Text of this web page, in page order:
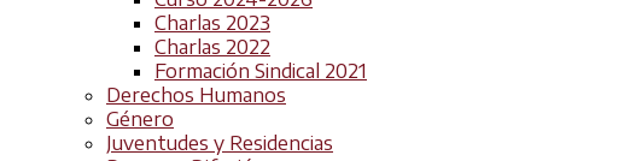
Charlas 2023
Charlas 2022
Formación Sindical 2021
Derechos Humanos
Género
Juventudes y Residencias